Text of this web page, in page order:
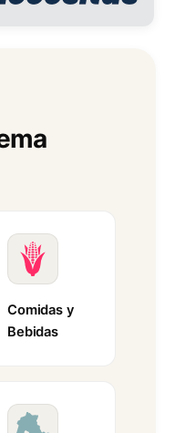
Comidas y
Bebidas